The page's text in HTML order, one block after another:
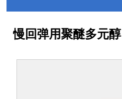
慢回弹用聚醚多元醇